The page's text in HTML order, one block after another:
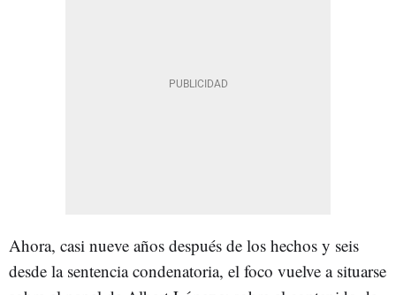
Ahora, casi nueve años después de los hechos y seis
desde la sentencia condenatoria, el foco vuelve a situarse